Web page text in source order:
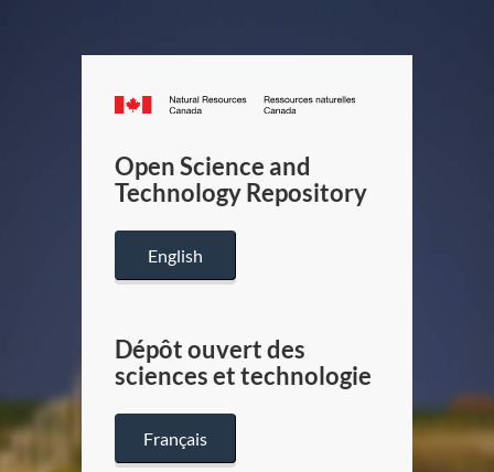
Canada.ca
/
Canada
Open Science and
Technology Repository
English
Dépôt ouvert des
sciences et technologie
Français